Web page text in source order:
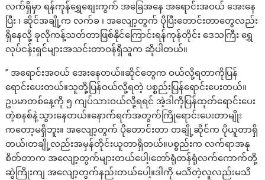
လက်ရှိမှာ ရန်ကုန်ရွှေစျေးကွက် အခြေအနေ အရောင်းအဝယ် အေးနေ
ပြီး ၊ ဆိုင်အချို့က လက်ခ ၊ အလျော့တွက် ပိုပြီးတောင်းတာတွေလည်း
ရှိနေလို့ ခုလိုကန့်သတ်တာဖြစ်နိုင်ကြောင်းရန်ကုန်တိုင်း ဒေသကြီး ရွှေ
လုပ်ငန်းရှင်များအသင်းတာဝန်ရှိသူက ဆိုပါတယ်။
” အရောင်းအဝယ် အေးနေတယ်။ဆိုင်တွေက ဝယ်လို့ရတာကိုပြန်
ရောင်းပေးတယ်။သူတို့ပြန်ဝယ်လို့ရတဲ့ ပစ္စည်းပြန်ရောင်းပေးတယ်။
ဥပမာတစ်နေ့ကို ၅ ကျပ်သားဝယ်လို့ရရင် အဲ့ဒါကိုပြန်ထုတ်ရောင်းပေး
တဲ့စနစ်နဲ့သွားနေတယ်။နောက်ရက်အတွက်ကြိုရောင်းပေးတာမျိုး
ကတော့မရှိဘူး။ အလျော့တွက် ပိုတောင်းတာ တချို့ဆိုင်က ပိုယူတာရှိ
တယ်၊တချို့လည်းအမှန်တိုင်းယူတာရှိတယ်။ပစ္စည်းက လက်ရာအနု
စိတ်တာက အလျော့တွက်များတယ်ပေါ့၊တော်ရုံတန်ရုံလက်ကောက်တို့
ဆွဲကြိုးကျ အလျော့တွက်နည်းတယ်ပေါ့။ဒါကို မသိတဲ့လူလည်းမသိ